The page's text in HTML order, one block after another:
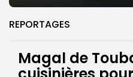
REPORTAGES
Magal de